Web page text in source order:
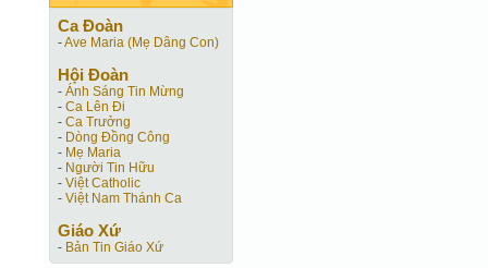
Ca Ðoàn
-Ave Maria (Mẹ Dâng Con)
Hội Ðoàn
- Ánh Sáng Tin Mừng
- Ca Lên Đi
- Ca Trưởng
- Dòng Đồng Công
- Mẹ Maria
- Người Tin Hữu
- Việt Catholic
- Việt Nam Thánh Ca
Giáo Xứ
- Bản Tin Giáo Xứ